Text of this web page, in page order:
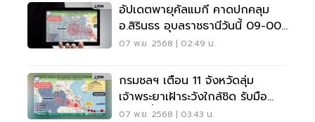
อัปเดตพายุคัลแมกี คาดปกคลุม
อ.สิรินธร อุบลราชธานีวันนี้ 09-00
-10.00 น.
07 พ.ย. 2568 | 02:49 น.
กรมชลฯ เตือน 11 จังหวัดลุ่ม
เจ้าพระยาเฝ้าระวังใกล้ชิด รับมือ
ระบายน้ำเขื่อนเพิ่ม
07 พ.ย. 2568 | 03:43 น.